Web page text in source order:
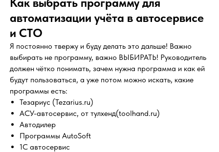
автоматизации учёта в автосервисе
и СТО
Я постоянно твержу и буду делать это дальше! Важно
выбирать не программу, важно ВЫБИРАТЬ! Руководитель
должен чётко понимать, зачем нужна программа и как ей
будут пользоваться, а уже потом можно искать, какие
программы есть:
Тезариус (Tezarius.ru)
АСУ-автосервис, от тулхенд(toolhand.ru)
Автодилер
Программы AutoSoft
1С автосервис